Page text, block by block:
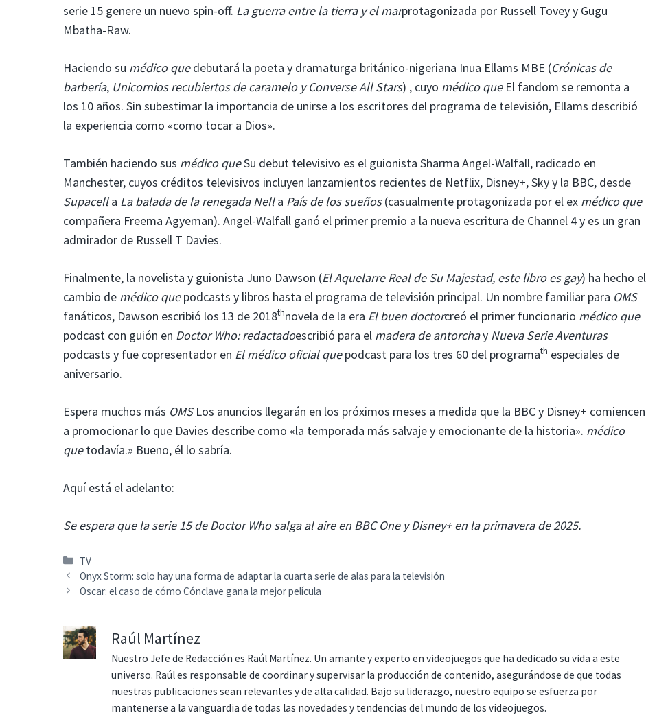
serie 15 genere un nuevo spin-off. La guerra entre la tierra y el marprotagonizada por Russell Tovey y Gugu
Mbatha-Raw.
Haciendo su médico quedebutará la poeta y dramaturga británico-nigeriana Inua Ellams MBE (Crónicas de
barbería, Unicornios recubiertos de caramelo y Converse All Stars) , cuyo médico queEl fandom se remonta a
los 10 años. Sin subestimar la importancia de unirse a los escritores del programa de televisión, Ellams describió
la experiencia como «como tocar a Dios».
También haciendo sus médico queSu debut televisivo es el guionista Sharma Angel-Walfall, radicado en
Manchester, cuyos créditos televisivos incluyen lanzamientos recientes de Netflix, Disney+, Sky y la BBC, desde
Supacella La balada de la renegada Nella País de los sueños(casualmente protagonizada por el ex médico que
compañera Freema Agyeman). Angel-Walfall ganó el primer premio a la nueva escritura de Channel 4 y es un gran
admirador de Russell T Davies.
Finalmente, la novelista y guionista Juno Dawson (El Aquelarre Real de Su Majestad, este libro es gay) ha hecho el
cambio de médico quepodcasts y libros hasta el programa de televisión principal. Un nombre familiar para OMS
fanáticos, Dawson escribió los 13 de 2018thnovela de la era El buen doctorcreó el primer funcionario médico que
podcast con guión en Doctor Who: redactadoescribió para el madera de antorchay Nueva Serie Aventuras
podcasts y fue copresentador en El médico oficial quepodcast para los tres 60 del programath especiales de
aniversario.
Espera muchos más OMS Los anuncios llegarán en los próximos meses a medida que la BBC y Disney+ comiencen
a promocionar lo que Davies describe como «la temporada más salvaje y emocionante de la historia». médico
quetodavía.» Bueno, él lo sabría.
Aquí está el adelanto:
Se espera que la serie 15 de Doctor Who salga al aire en BBC One y Disney+ en la primavera de 2025.
Categorías
TV
Onyx Storm: solo hay una forma de adaptar la cuarta serie de alas para la televisión
Oscar: el caso de cómo Cónclave gana la mejor película
Raúl Martínez
Nuestro Jefe de Redacción es Raúl Martínez. Un amante y experto en videojuegos que ha dedicado su vida a este
universo. Raúl es responsable de coordinar y supervisar la producción de contenido, asegurándose de que todas
nuestras publicaciones sean relevantes y de alta calidad. Bajo su liderazgo, nuestro equipo se esfuerza por
mantenerse a la vanguardia de todas las novedades y tendencias del mundo de los videojuegos.